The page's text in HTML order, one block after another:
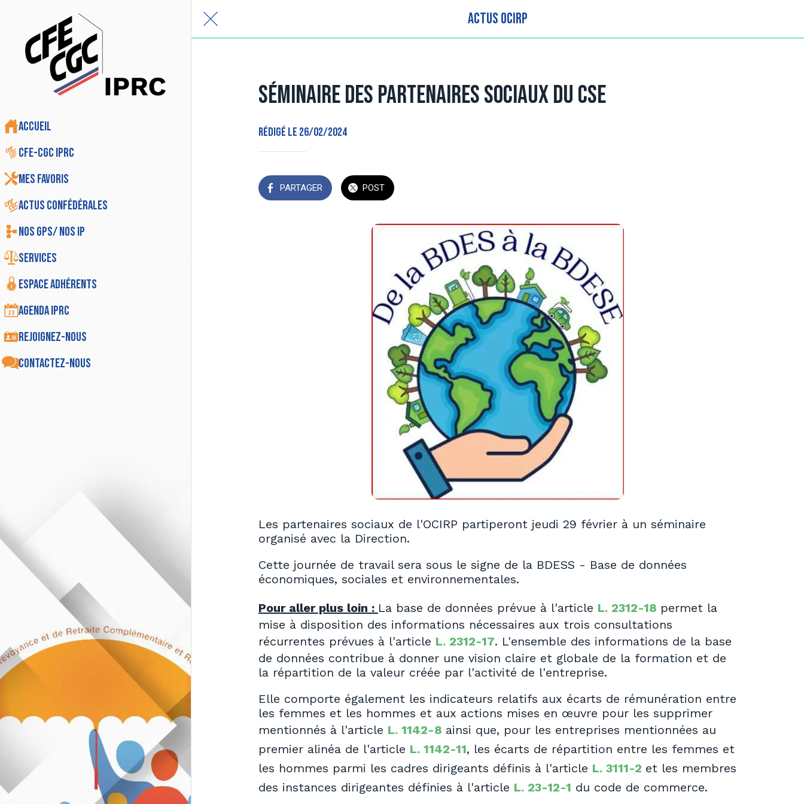
Accueil
CFE-CGC IPRC
Mes favoris
Actus Confédérales
Nos GPS/ Nos IP
Services
Espace adhérents
Agenda IPRC
Rejoignez-nous
Contactez-nous
Actus OCIRP
Séminaire des partenaires sociaux du CSE
Rédigé le 26/02/2024
PARTAGER POST
Les partenaires sociaux de l'OCIRP partiperont jeudi 29 février à un séminaire
organisé avec la Direction.
Cette journée de travail sera sous le signe de la BDESS - Base de données
économiques, sociales et environnementales.
Pour aller plus loin : La base de données prévue à l'article L. 2312-18 permet la
mise à disposition des informations nécessaires aux trois consultations
récurrentes prévues à l'article L. 2312-17. L'ensemble des informations de la base
de données contribue à donner une vision claire et globale de la formation et de
la répartition de la valeur créée par l'activité de l'entreprise.
Elle comporte également les indicateurs relatifs aux écarts de rémunération entre
les femmes et les hommes et aux actions mises en œuvre pour les supprimer
mentionnés à l'article L. 1142-8 ainsi que, pour les entreprises mentionnées au
premier alinéa de l'article L. 1142-11, les écarts de répartition entre les femmes et
les hommes parmi les cadres dirigeants définis à l'article L. 3111-2 et les membres
des instances dirigeantes définies à l'article L. 23-12-1 du code de commerce.